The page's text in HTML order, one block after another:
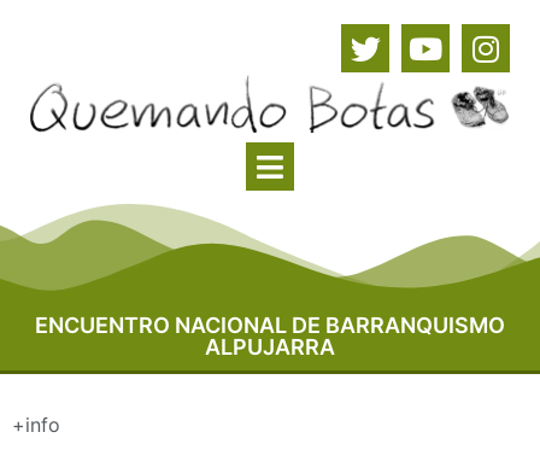
ENCUENTRO NACIONAL DE BARRANQUISMO
ALPUJARRA
+info